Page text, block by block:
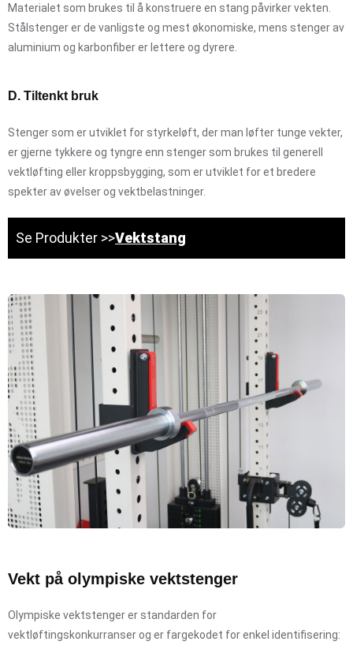
Materialet som brukes til å konstruere en stang påvirker vekten.
Stålstenger er de vanligste og mest økonomiske, mens stenger av
aluminium og karbonfiber er lettere og dyrere.
D. Tiltenkt bruk
Stenger som er utviklet for styrkeløft, der man løfter tunge vekter,
er gjerne tykkere og tyngre enn stenger som brukes til generell
vektløfting eller kroppsbygging, som er utviklet for et bredere
spekter av øvelser og vektbelastninger.
Se Produkter >>Vektstang
Vekt på olympiske vektstenger
Olympiske vektstenger er standarden for
vektløftingskonkurranser og er fargekodet for enkel identifisering: